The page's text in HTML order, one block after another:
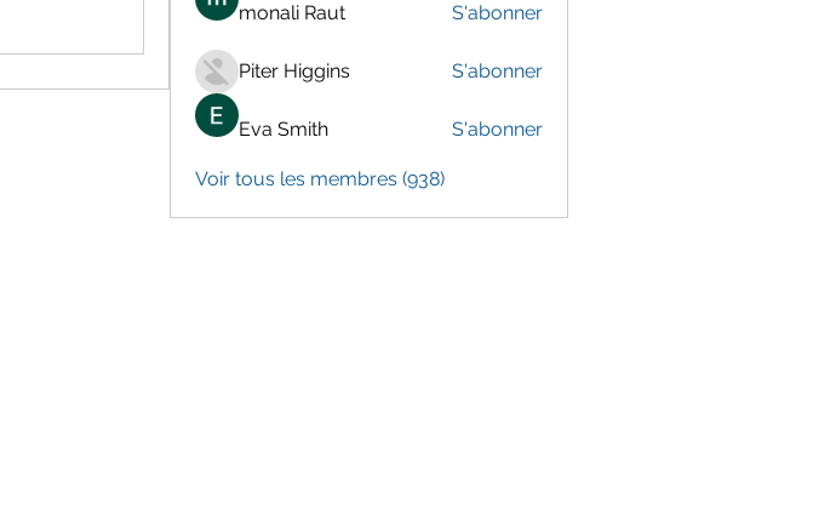
monali Raut S'abonner
Piter Higgins S'abonner
Eva Smith S'abonner
Voir tous les membres (938)